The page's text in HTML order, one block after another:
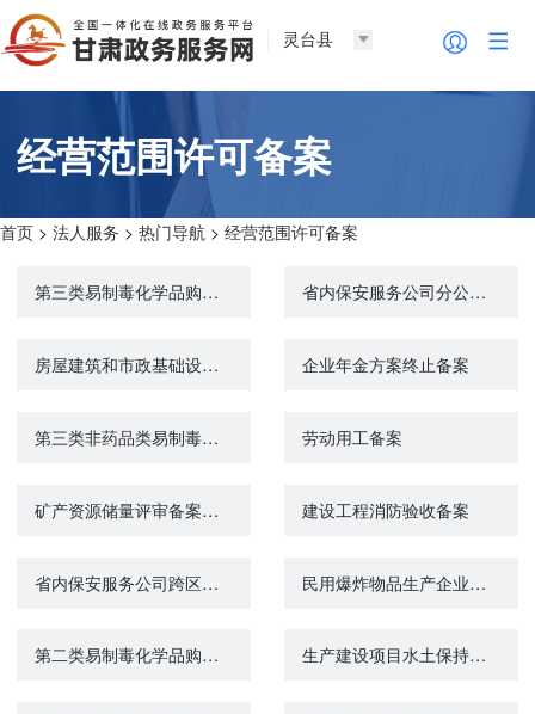
灵台县
经营范围许可备案
首页 > 法人服务 > 热门导航 > 经营范围许可备案
第三类易制毒化学品购买备案证明 省内保安服务公司分公司备案查询
房屋建筑和市政基础设施工程竣工验收备案 企业年金方案终止备案
第三类非药品类易制毒化学品经营备案 劳动用工备案
矿产资源储量评审备案（原名称：矿产资源储量评审备案与储量登记核准） 建设工程消防验收备案
省内保安服务公司跨区经营备案查询 民用爆炸物品生产企业备案
第二类易制毒化学品购买备案证明 生产建设项目水土保持设施自主验收备案